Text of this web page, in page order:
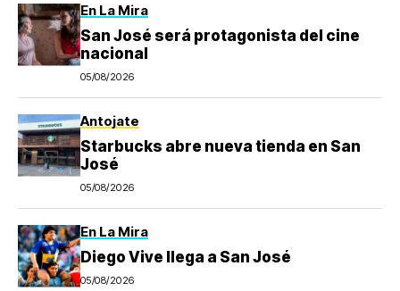
En La Mira
San José será protagonista del cine
nacional
05/08/2026
Antojate
Starbucks abre nueva tienda en San
José
05/08/2026
En La Mira
Diego Vive llega a San José
05/08/2026